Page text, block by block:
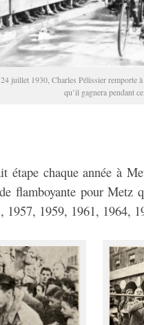
juillet 1930, Charles Pélissier remporte
qu’il gagnera pendant
chaque année à
flamboyante pour Metz
1957, 1959, 1961, 1964,